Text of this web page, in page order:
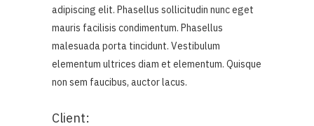
adipiscing elit. Phasellus sollicitudin nunc eget
mauris facilisis condimentum. Phasellus
malesuada porta tincidunt. Vestibulum
elementum ultrices diam et elementum. Quisque
non sem faucibus, auctor lacus.
Client: